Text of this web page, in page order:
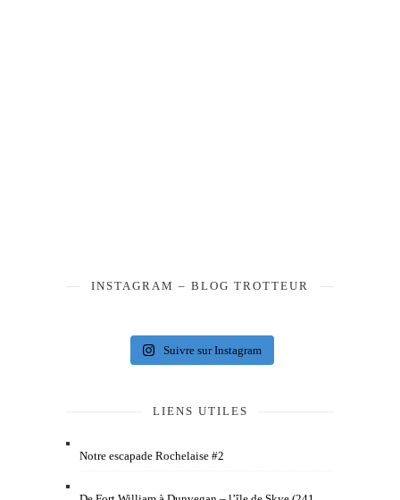
INSTAGRAM – BLOG TROTTEUR
Suivre sur Instagram
LIENS UTILES
Notre escapade Rochelaise #2